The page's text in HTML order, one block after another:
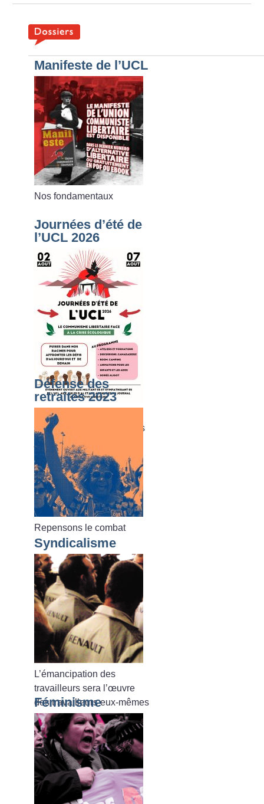
Manifeste de l’UCL
Nos fondamentaux
Journées d’été de
l’UCL 2026
Du dimanche 02 août au
vendredi 07 août 2026, les
journées d’été de l’UCL
Défense des
retraites 2023
Repensons le combat
Syndicalisme
L’émancipation des
travailleurs sera l’œuvre
des travailleurs eux-mêmes
Féminisme